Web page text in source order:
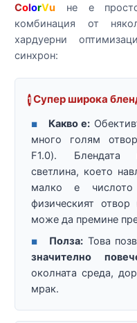
ColorVu не е
комбинация от
хардуерни
синхрон:
1 Супер широка
■ Какво е:
много голям
F1.0). Блендата
светлина, което
малко е
физическият
може да премине
■ Полза: Това
значително
околната среда,
мрак.